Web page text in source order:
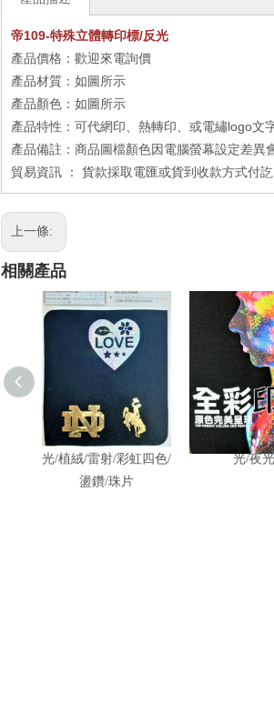
帝109-特殊立體轉印標/反光
產品價格：歡迎來電詢價
產品材質：如圖所示
產品顏色：如圖所示
產品特性：可代網印、熱轉印、或電繡logo文
產品備註：商品圖檔顏色因電腦螢幕設定差異
貿易資訊
： 貨款採取電匯或貨到收款方式付
上一條:
相關產品
啟-彩色熱轉/立體/反
光/植絨/雷射/彩虹四色/
盪鑽/珠片
晨-全彩滲透
光/夜光